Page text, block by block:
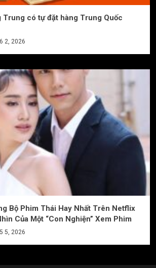
Trung có tự đặt hàng Trung Quốc
2, 2026
Bộ Phim Thái Hay Nhất Trên Netflix
Của Một “Con Nghiện” Xem Phim
5, 2026